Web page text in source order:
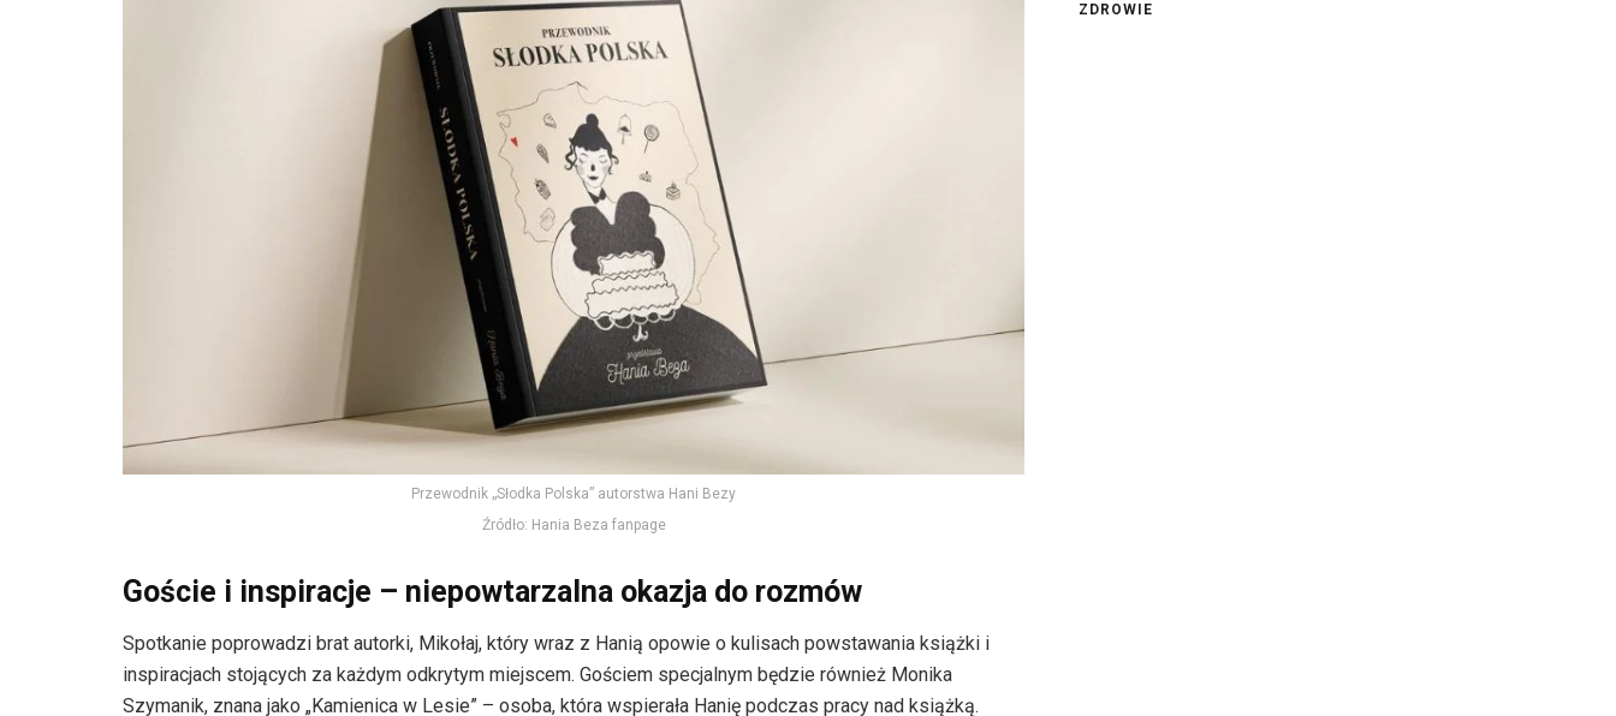
Przewodnik „Słodka Polska” autorstwa Hani Bezy
Źródło: Hania Beza fanpage
Goście i inspiracje – niepowtarzalna okazja do rozmów
Spotkanie poprowadzi brat autorki, Mikołaj, który wraz z Hanią opowie o kulisach powstawania książki i
inspiracjach stojących za każdym odkrytym miejscem. Gościem specjalnym będzie również Monika
Szymanik, znana jako „Kamienica w Lesie” – osoba, która wspierała Hanię podczas pracy nad książką.
ZDROWIE